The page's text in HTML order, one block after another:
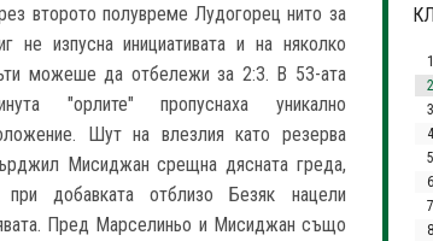
второто полувреме Лудогорец нито за
не изпусна инициативата и на няколко
можеше да отбележи за 2:3. В 53-ата
"орлите" пропуснаха уникално
Шут на влезлия като резерва
Мисиджан срещна дясната греда,
добавката отблизо Безяк нацели
Пред Марселиньо и Мисиджан също